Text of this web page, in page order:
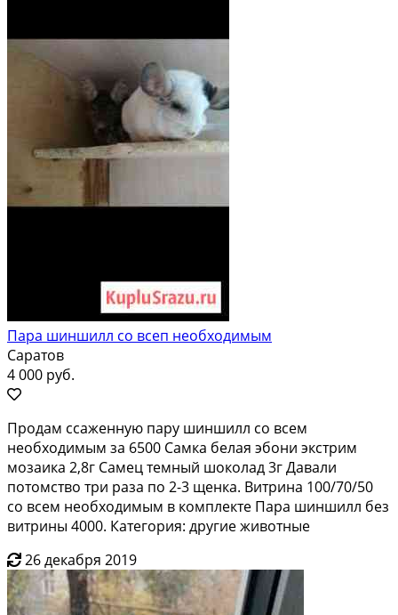
Пара шиншилл со всеп необходимым
Саратов
4 000 руб.
Продам ссаженную пару шиншилл со всем
необходимым за 6500 Самка белая эбони экстрим
мозаика 2,8г Самец темный шоколад 3г Давали
потомство три раза по 2-3 щенка. Витрина 100/70/50
со всем необходимым в комплекте Пара шиншилл без
витрины 4000. Категория: другие животные
26 декабря 2019